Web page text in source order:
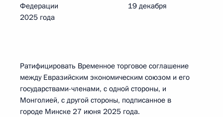
Федерации 19 декабря
2025 года
Ратифицировать Временное торговое соглашение
между Евразийским экономическим союзом и его
государствами-членами, с одной стороны, и
Монголией, с другой стороны, подписанное в
городе Минске 27 июня 2025 года.